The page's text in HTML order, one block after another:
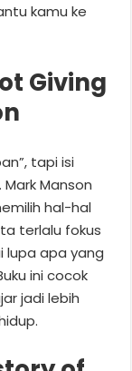
kamu ke
Giving
tapi isi
Manson
hal-hal
terlalu fokus
lupa apa yang
ini cocok
jadi lebih